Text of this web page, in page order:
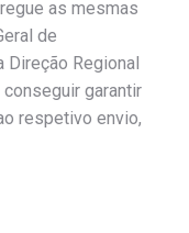
as mesmas
de
Direção Regional
garantir
respetivo envio,